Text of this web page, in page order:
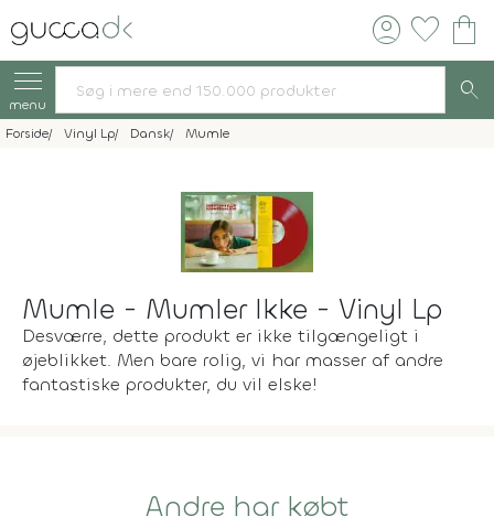
account_circle favorite shopping_bag
menu search
Forside Vinyl Lp Dansk Mumle
Mumle - Mumler Ikke - Vinyl Lp
Desværre, dette produkt er ikke tilgængeligt i
øjeblikket. Men bare rolig, vi har masser af andre
fantastiske produkter, du vil elske!
Andre har købt